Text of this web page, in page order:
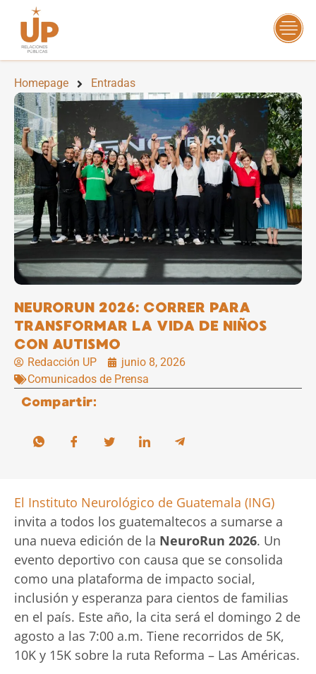
Homepage Entradas
NEURORUN 2026: CORRER PARA
TRANSFORMAR LA VIDA DE NIÑOS
CON AUTISMO
Redacción UP
junio 8, 2026
Comunicados de Prensa
Compartir:
El Instituto Neurológico de Guatemala (ING)
invita a todos los guatemaltecos a sumarse a
una nueva edición de la NeuroRun 2026. Un
evento deportivo con causa que se consolida
como una plataforma de impacto social,
inclusión y esperanza para cientos de familias
en el país. Este año, la cita será el domingo 2 de
agosto a las 7:00 a.m. Tiene recorridos de 5K,
10K y 15K sobre la ruta Reforma – Las Américas.